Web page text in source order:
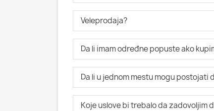
Veleprodaja?
Da li imam određne popuste ako
Da li u jednom mestu mogu
Koje uslove bi trebalo da zadovoljim